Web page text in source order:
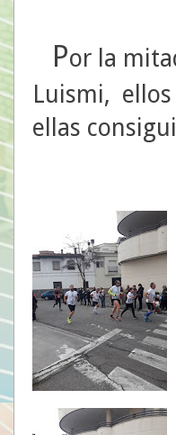
Por la
Luismi,
ellas